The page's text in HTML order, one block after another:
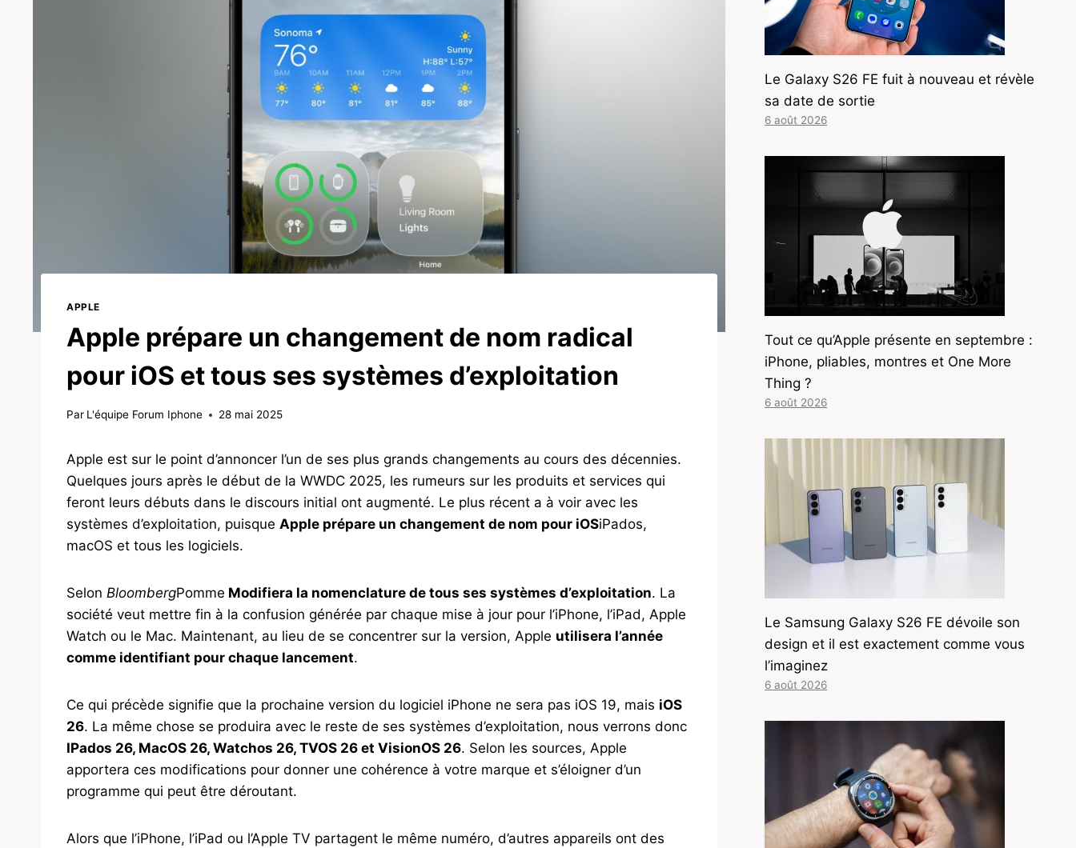
APPLE
Apple prépare un changement de nom radical
pour iOS et tous ses systèmes d’exploitation
Par L'équipe Forum Iphone 28 mai 2025
Apple est sur le point d’annoncer l’un de ses plus grands changements au cours des décennies.
Quelques jours après le début de la WWDC 2025, les rumeurs sur les produits et services qui
feront leurs débuts dans le discours initial ont augmenté. Le plus récent a à voir avec les
systèmes d’exploitation, puisque Apple prépare un changement de nom pour iOSiPados,
macOS et tous les logiciels.
Selon BloombergPomme Modifiera la nomenclature de tous ses systèmes d’exploitation. La
société veut mettre fin à la confusion générée par chaque mise à jour pour l’iPhone, l’iPad, Apple
Watch ou le Mac. Maintenant, au lieu de se concentrer sur la version, Apple utilisera l’année
comme identifiant pour chaque lancement.
Ce qui précède signifie que la prochaine version du logiciel iPhone ne sera pas iOS 19, mais iOS
26. La même chose se produira avec le reste de ses systèmes d’exploitation, nous verrons donc
IPados 26, MacOS 26, Watchos 26, TVOS 26 et VisionOS 26. Selon les sources, Apple
apportera ces modifications pour donner une cohérence à votre marque et s’éloigner d’un
programme qui peut être déroutant.
Alors que l’iPhone, l’iPad ou l’Apple TV partagent le même numéro, d’autres appareils ont des
Le Galaxy S26 FE fuit à nouveau et révèle
sa date de sortie
6 août 2026
Tout ce qu’Apple présente en septembre :
iPhone, pliables, montres et One More
Thing ?
6 août 2026
Le Samsung Galaxy S26 FE dévoile son
design et il est exactement comme vous
l’imaginez
6 août 2026